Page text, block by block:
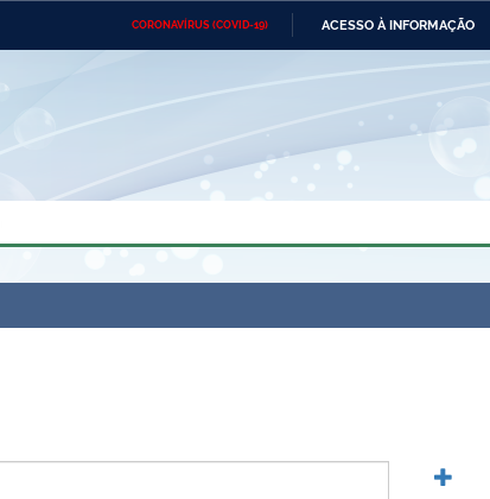
CORONAVÍRUS (COVID-19) ACESSO À INFORMAÇÃO
Ministério das Relações
Ministério do Desenvolvimento
Regional
Advocacia-Geral da União Banco Central do Brasil